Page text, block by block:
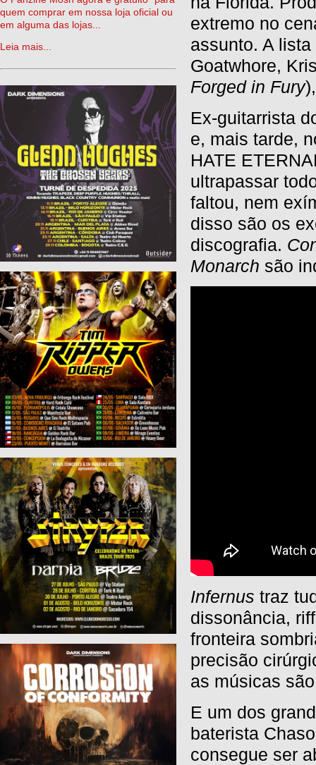
quem comprar em nossa loja oficial ou
em alguma das lojas...
Leia mais...
extremo no
assunto. A
Goatwhore,
Forged in Fury
Ex-guitarrista
e, mais tarde,
HATE
ultrapassar
faltou, nem
disso são os
discografia.
Monarch são
Infernus traz
dissonância,
fronteira
precisão
as músicas
E um dos
baterista
consegue ser